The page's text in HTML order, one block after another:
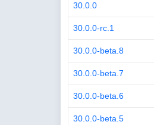
30.0.0
30.0.0-rc.1
30.0.0-beta.8
30.0.0-beta.7
30.0.0-beta.6
30.0.0-beta.5